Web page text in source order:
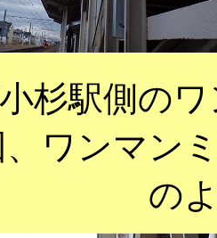
杉駅側の
ワンマン
の